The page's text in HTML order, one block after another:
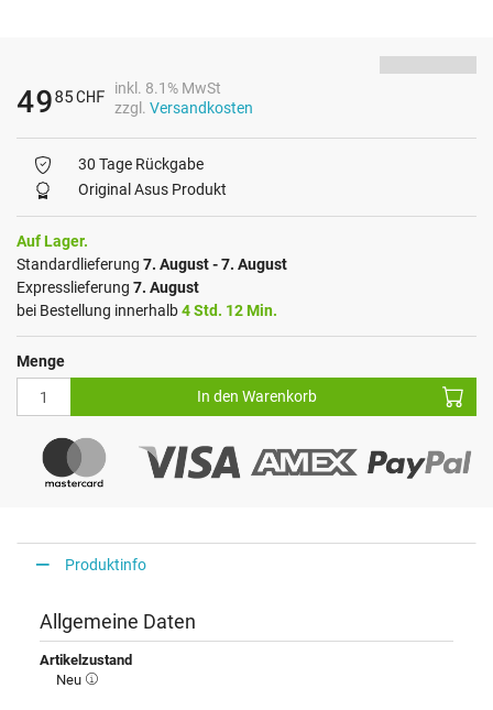
4985CHF
inkl. 8.1% MwSt
zzgl. Versandkosten
30 Tage Rückgabe
Original Asus Produkt
Auf Lager.
Standardlieferung 7. August - 7. August
Expresslieferung 7. August
bei Bestellung innerhalb4 Std. 12 Min.
Menge
In den Warenkorb
Produktinfo
Allgemeine Daten
Artikelzustand
Neu